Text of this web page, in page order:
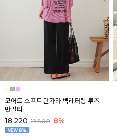
모어드 소프트 단가라 백레터링 루즈
반팔티
18,220 19,800 8%